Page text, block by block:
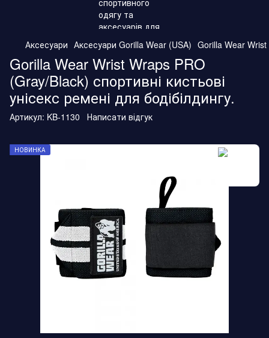
Аксесуари Аксесуари Gorilla Wear (USA) Gorilla Wear Wrist
Gorilla Wear Wrist Wraps PRO
(Gray/Black) спортивні кистьові
унісекс ремені для бодібілдингу.
Артикул: KB-1130 Написати відгук
НОВИНКА